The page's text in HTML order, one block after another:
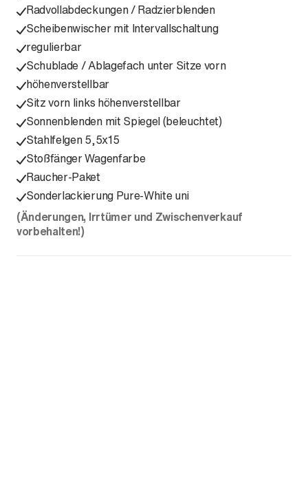
Radvollabdeckungen / Radzierblenden
Scheibenwischer mit Intervallschaltung
regulierbar
Schublade / Ablagefach unter Sitze vorn
höhenverstellbar
Sitz vorn links höhenverstellbar
Sonnenblenden mit Spiegel (beleuchtet)
Stahlfelgen 5,5x15
Stoßfänger Wagenfarbe
Raucher-Paket
Sonderlackierung Pure-White uni
(Änderungen, Irrtümer und Zwischenverkauf
vorbehalten!)